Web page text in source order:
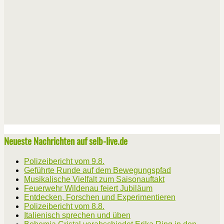
Neueste Nachrichten auf selb-live.de
Polizeibericht vom 9.8.
Geführte Runde auf dem Bewegungspfad
Musikalische Vielfalt zum Saisonauftakt
Feuerwehr Wildenau feiert Jubiläum
Entdecken, Forschen und Experimentieren
Polizeibericht vom 8.8.
Italienisch sprechen und üben